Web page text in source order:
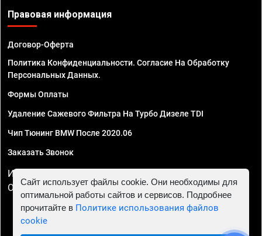
Правовая информация
Договор-Оферта
Политика Конфиденциальности. Согласие На Обработку
Персональных Данных.
Формы Оплаты
Удаление Сажевого Фильтра На Турбо Дизеле TDI
Чип Тюнинг BMW После 2020.06
Заказать Звонок
ИП Смирнов Георгий Павлович. ИНН 781302555843,
ОГРНИП 324470400032610
Сайт использует файлы cookie. Они необходимы для
оптимальной работы сайтов и сервисов. Подробнее
прочитайте в Политике использования файлов
cookie